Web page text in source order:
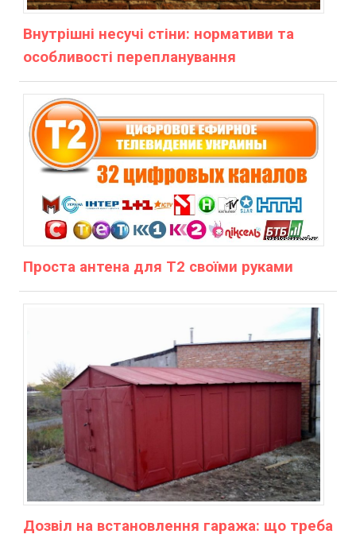
Внутрішні несучі стіни: нормативи та
особливості перепланування
Проста антена для Т2 своїми руками
Дозвіл на встановлення гаража: що треба